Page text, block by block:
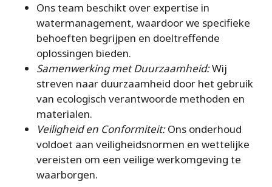
Ons team beschikt over expertise in
watermanagement, waardoor we specifieke
behoeften begrijpen en doeltreffende
oplossingen bieden.
Samenwerking met Duurzaamheid:Wij
streven naar duurzaamheid door het gebruik
van ecologisch verantwoorde methoden en
materialen.
Veiligheid en Conformiteit:Ons onderhoud
voldoet aan veiligheidsnormen en wettelijke
vereisten om een veilige werkomgeving te
waarborgen.